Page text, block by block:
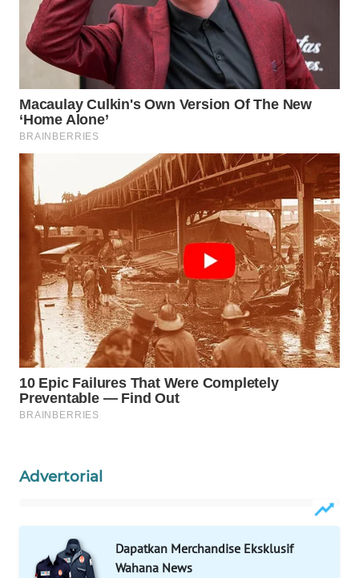
Advertorial
Dapatkan Merchandise Eksklusif
Wahana News
KONSUMEN
LISTRIK
MASYARAKAT
KELISTRIKAN
WALINKI
MAWAKA
ID
MARTABAT
NET
PLN
WATCH
MKLI
LPKKI
PORTAL
KONSUMEN